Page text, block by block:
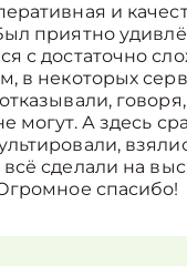
и
приятно
с достаточно
в некоторых
могут. А здесь
всё сделали на
спасибо!